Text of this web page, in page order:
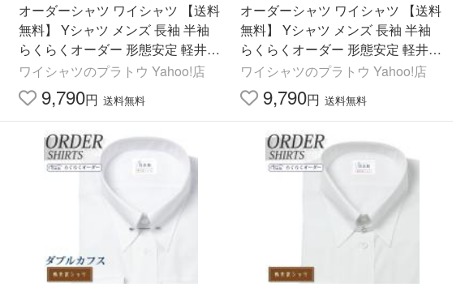
オーダーシャツ ワイシャツ 【送料
無料】 Yシャツ メンズ 長袖 半袖
らくらくオーダー 形態安定 軽井沢
シャツ 定番 柄系 綿100％ Y10KZ3
002
ワイシャツのプラトウ Yahoo!店
9,790円 送料無料
オーダーシャツ ワイシャツ 【送料
無料】 Yシャツ メンズ 長袖 半袖
らくらくオーダー 形態安定 軽井沢
シャツ スポット 綿100％ Y10KZ30
03
ワイシャツのプラトウ Yahoo!店
9,790円 送料無料